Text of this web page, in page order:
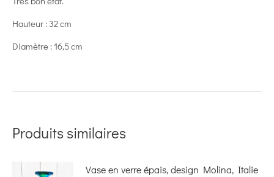
Hauteur : 32 cm
Diamètre : 16,5 cm
Produits similaires
Vase en verre épais, design Molina, Italie